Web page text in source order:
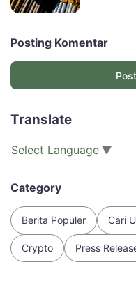
Posting Komentar
Translate
Select Language ▼
Category
Berita Populer Cari
Crypto Press